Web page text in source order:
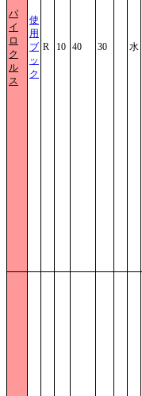
パ
イ
ロ
ク
ル
ス
使
用
ブ
ッ
ク
R 10 40 30 水